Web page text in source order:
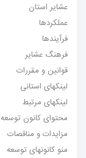
عشایر استان
عملکردها
فرآیندها
فرهنگ عشایر
قوانین و مقررات
لینکهای استانی
لینکهای مرتبط
محتوای کانون توسعه
مزایدات و مناقصات
منو کانونهای توسعه